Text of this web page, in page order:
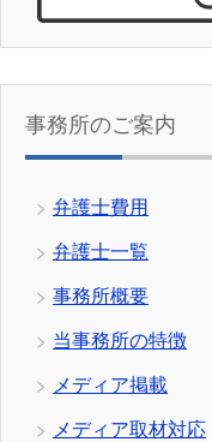
事務所のご案内
弁護士費用
弁護士一覧
事務所概要
当事務所の特徴
メディア掲載
メディア取材対応